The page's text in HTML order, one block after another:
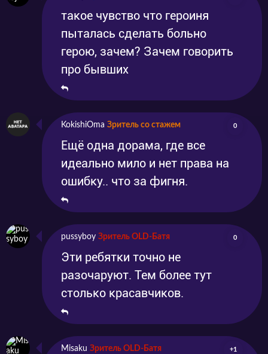
такое чувство что героиня
пыталась сделать больно
герою, зачем? Зачем говорить
про бывших
KokishiOma Зритель со стажем 0
Ещё одна дорама, где все
идеально мило и нет права на
ошибку.. что за фигня.
pussyboy Зритель OLD-Батя 0
Эти ребятки точно не
разочаруют. Тем более тут
столько красавчиков.
Misaku Зритель OLD-Батя +1